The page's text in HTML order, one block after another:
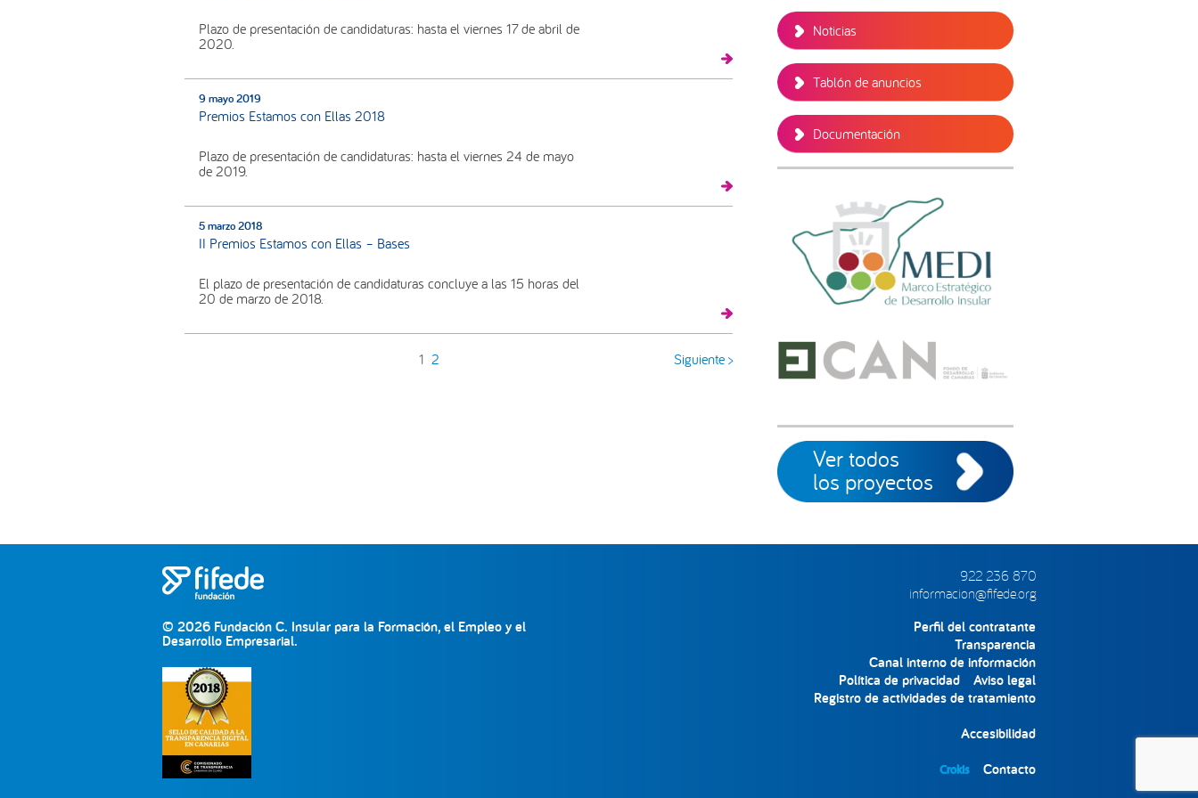
Plazo de presentación de candidaturas: hasta el viernes 17 de abril de
2020.
9 mayo 2019
Premios Estamos con Ellas 2018
Plazo de presentación de candidaturas: hasta el viernes 24 de mayo
de 2019.
5 marzo 2018
II Premios Estamos con Ellas – Bases
El plazo de presentación de candidaturas concluye a las 15 horas del
20 de marzo de 2018.
1 2 Siguiente >
Noticias
Tablón de anuncios
Documentación
Ver todos
los proyectos
© 2026 Fundación C. Insular para la Formación, el Empleo y el
Desarrollo Empresarial.
922 236 870
informacion@fifede.org
Perfil del contratante
Transparencia
Canal interno de información
Aviso legal
Política de privacidad
Registro de actividades de tratamiento
Accesibilidad
Contacto